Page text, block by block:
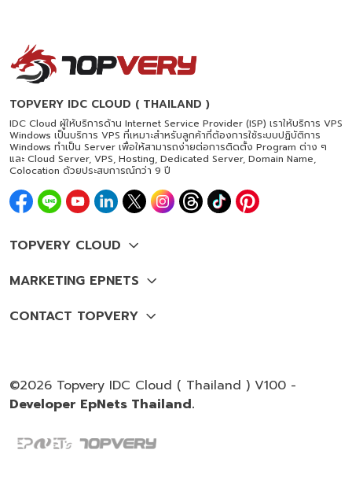
TOPVERY IDC CLOUD ( THAILAND )
IDC Cloud ผู้ให้บริการด้าน Internet Service Provider (ISP) เราให้บริการ VPS
Windows เป็นบริการ VPS ที่เหมาะสำหรับลูกค้าที่ต้องการใช้ระบบปฏิบัติการ
Windows ทำเป็น Server เพื่อให้สามารถง่ายต่อการติดตั้ง Program ต่าง ๆ
และ Cloud Server, VPS, Hosting, Dedicated Server, Domain Name,
Colocation ด้วยประสบการณ์กว่า 9 ปี
©2026 Topvery IDC Cloud ( Thailand ) V100 -
Developer EpNets Thailand.